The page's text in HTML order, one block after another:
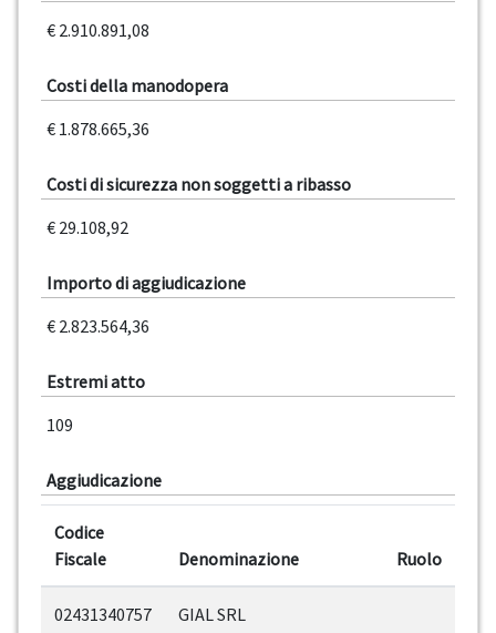
€ 2.910.891,08
Costi della manodopera
€ 1.878.665,36
Costi di sicurezza non soggetti a ribasso
€ 29.108,92
Importo di aggiudicazione
€ 2.823.564,36
Estremi atto
109
Aggiudicazione
Codice
Fiscale
Denominazione Ruolo
02431340757 GIAL SRL